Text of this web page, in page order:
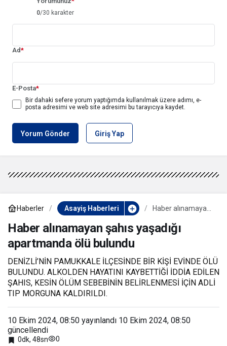
0/30 karakter
Ad*
E-Posta*
Bir dahaki sefere yorum yaptığımda kullanılmak üzere adımı, e-
posta adresimi ve web site adresimi bu tarayıcıya kaydet.
Yorum Gönder Giriş Yap
Haberler Asayiş Haberleri
Haber alınamayan
apartmanda ölü
bulundu
Haber alınamayan şahıs yaşadığı
apartmanda ölü bulundu
DENİZLİ’NİN PAMUKKALE İLÇESİNDE BİR KİŞİ EVİNDE ÖLÜ
BULUNDU. ALKOLDEN HAYATINI KAYBETTİĞİ İDDİA EDİLEN
ŞAHIS, KESİN ÖLÜM SEBEBİNİN BELİRLENMESİ İÇİN ADLİ
TIP MORGUNA KALDIRILDI.
10 Ekim 2024, 08:50 yayınlandı 10 Ekim 2024, 08:50
güncellendi
0dk, 48sn 0